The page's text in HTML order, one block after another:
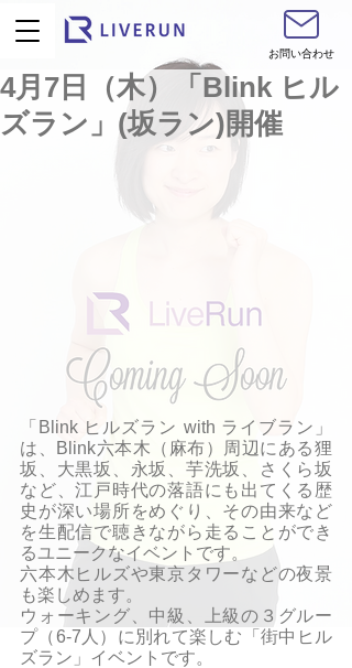
お問い合わせ
4月7日（木）「Blink ヒル
ズラン」(坂ラン)開催
「Blink ヒルズラン with ライブラン」
は、Blink六本木（麻布）周辺にある狸
坂、大黒坂、永坂、芋洗坂、さくら坂
など、江戸時代の落語にも出てくる歴
史が深い場所をめぐり、その由来など
を生配信で聴きながら走ることができ
るユニークなイベントです。
六本木ヒルズや東京タワーなどの夜景
も楽しめます。
ウォーキング、中級、上級の３グルー
プ（6-7人）に別れて楽しむ「街中ヒル
ズラン」イベントです。